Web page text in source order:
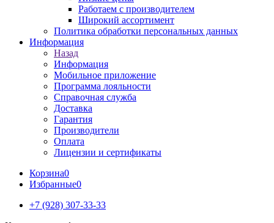
Работаем с производителем
Широкий ассортимент
Политика обработки персональных данных
Информация
Назад
Информация
Мобильное приложение
Программа лояльности
Справочная служба
Доставка
Гарантия
Производители
Оплата
Лицензии и сертификаты
Корзина0
Избранные0
+7 (928) 307-33-33